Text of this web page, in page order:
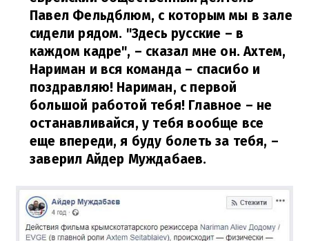
Павел Фельдблюм, с которым мы в зале
сидели рядом. "Здесь русские – в
каждом кадре", – сказал мне он. Ахтем,
Нариман и вся команда – спасибо и
поздравляю! Нариман, с первой
большой работой тебя! Главное – не
останавливайся, у тебя вообще все
еще впереди, я буду болеть за тебя, –
заверил Айдер Муждабаев.